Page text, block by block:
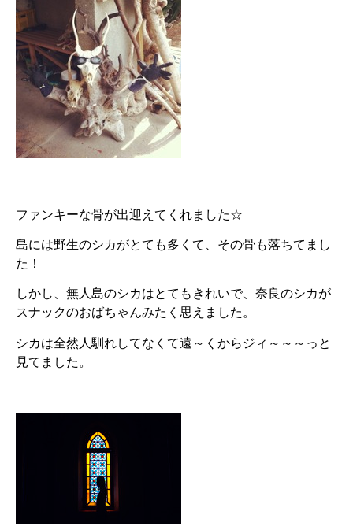
ファンキーな骨が出迎えてくれました☆
島には野生のシカがとても多くて、その骨も落ちてまし
た！
しかし、無人島のシカはとてもきれいで、奈良のシカが
スナックのおばちゃんみたく思えました。
シカは全然人馴れしてなくて遠～くからジィ～～～っと
見てました。